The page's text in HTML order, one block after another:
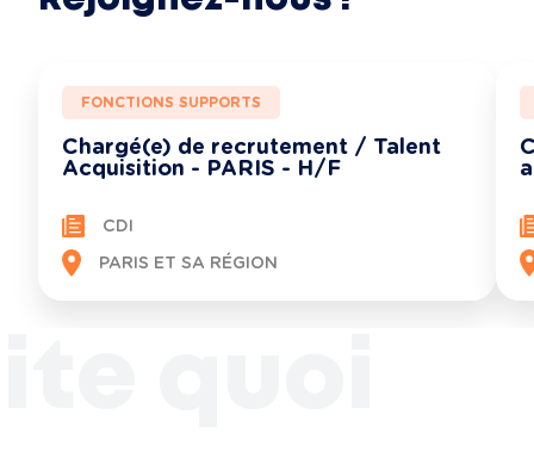
FONCTIONS SUPPORTS
Chargé(e) de recrutement / Talent
Acquisition - PARIS - H/F
CDI
PARIS ET SA RÉGION